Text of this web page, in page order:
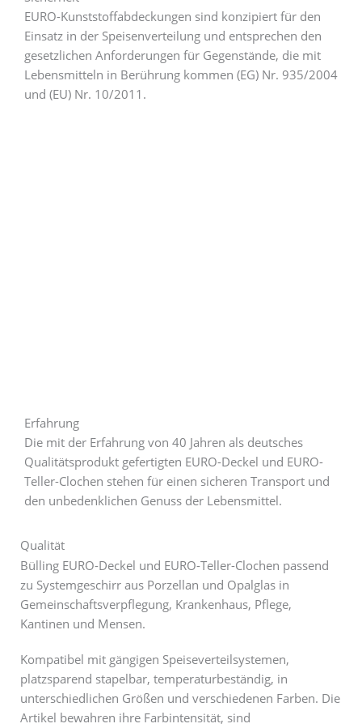
EURO-Kunststoffabdeckungen sind konzipiert für den
Einsatz in der Speisenverteilung und entsprechen den
gesetzlichen Anforderungen für Gegenstände, die mit
Lebensmitteln in Berührung kommen (EG) Nr. 935/2004
und (EU) Nr. 10/2011.
Erfahrung
Die mit der Erfahrung von 40 Jahren als deutsches
Qualitätsprodukt gefertigten EURO-Deckel und EURO-
Teller-Clochen stehen für einen sicheren Transport und
den unbedenklichen Genuss der Lebensmittel.
Qualität
Bülling EURO-Deckel und EURO-Teller-Clochen passend
zu Systemgeschirr aus Porzellan und Opalglas in
Gemeinschaftsverpflegung, Krankenhaus, Pflege,
Kantinen und Mensen.
Kompatibel mit gängigen Speiseverteilsystemen,
platzsparend stapelbar, temperaturbeständig, in
unterschiedlichen Größen und verschiedenen Farben. Die
Artikel bewahren ihre Farbintensität, sind